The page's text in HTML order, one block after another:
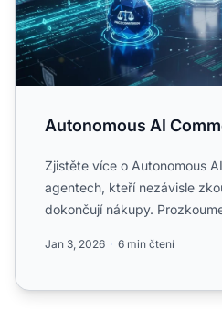
Autonomous AI
Zjistěte více o Autonomous
agentech, kteří nezávisle
dokončují nákupy.
Jan 3, 2026 6 min čtení